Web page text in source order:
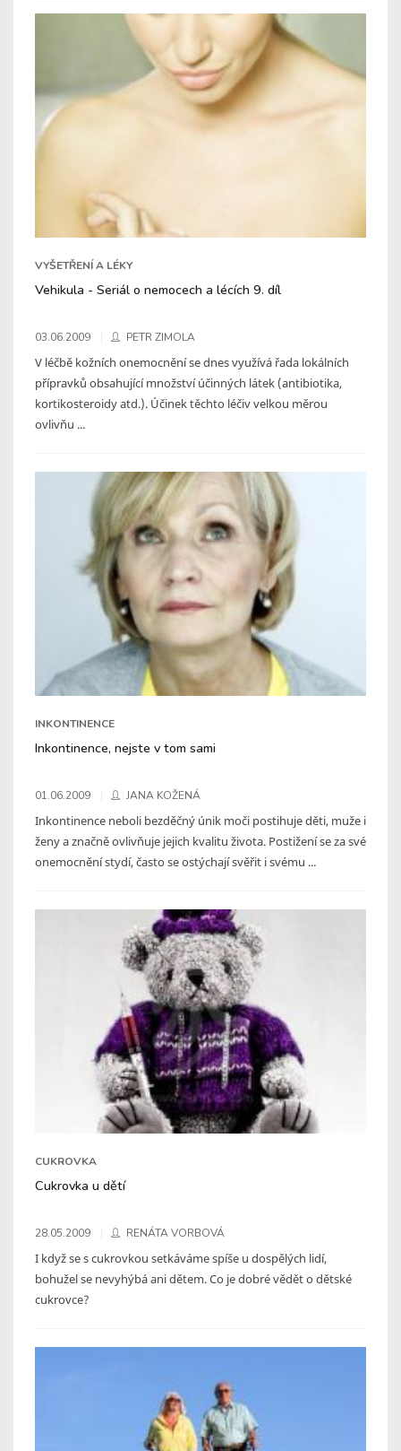
VYŠETŘENÍ A LÉKY
Vehikula - Seriál o nemocech a lécích 9. díl
03.06.2009 PETR ZIMOLA
V léčbě kožních onemocnění se dnes využívá řada lokálních
přípravků obsahující množství účinných látek (antibiotika,
kortikosteroidy atd.). Účinek těchto léčiv velkou měrou
ovlivňu ...
INKONTINENCE
Inkontinence, nejste v tom sami
01.06.2009 JANA KOŽENÁ
Inkontinence neboli bezděčný únik moči postihuje děti, muže i
ženy a značně ovlivňuje jejich kvalitu života. Postižení se za své
onemocnění stydí, často se ostýchají svěřit i svému ...
CUKROVKA
Cukrovka u dětí
28.05.2009 RENÁTA VORBOVÁ
I když se s cukrovkou setkáváme spíše u dospělých lidí,
bohužel se nevyhýbá ani dětem. Co je dobré vědět o dětské
cukrovce?